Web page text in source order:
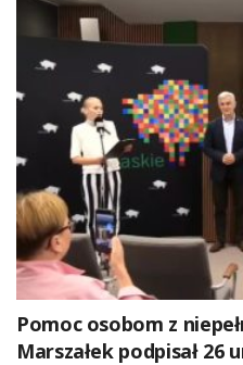
Pomoc osobom z
Marszałek podpisał 26